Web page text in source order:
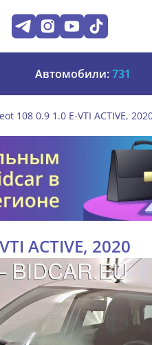
Автомобили:731
108 0.9 1.0 E-VTI ACTIVE,
ACTIVE, 2020